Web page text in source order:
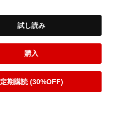
試し読み
購入
定期購読 (30%OFF)